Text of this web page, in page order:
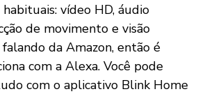
vídeo HD, áudio
de movimento e visão
da Amazon, então é
com a Alexa. Você pode
com o aplicativo Blink Home